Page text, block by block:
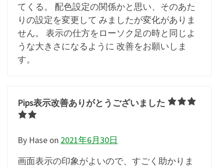
てくる。 配色設定の関係かと思い、そのあた
りの設定を変更して みましたが変化がありま
せん。 表示の仕方をローソク足の時と同じよ
うな大きさになるように 改善をお願いしま
す。
Pips表示改善ありがとうございました
By Hase on 2021年6月30日
画面表示の印象がよいので、すごく助かりま